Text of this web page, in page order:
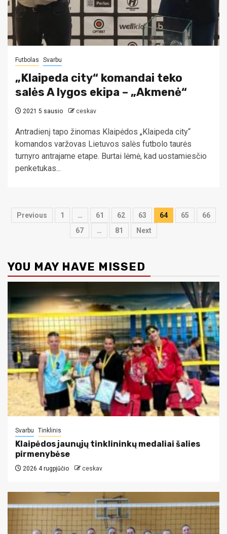
Futbolas Svarbu
„Klaipeda city“ komandai teko
salės A lygos ekipa – „Akmenė“
2021 5 sausio ceskav
Antradienį tapo žinomas Klaipėdos „Klaipeda city“
komandos varžovas Lietuvos salės futbolo taurės
turnyro antrajame etape. Burtai lėmė, kad uostamiesčio
penketukas...
Įrašų
puslapiavimas
Previous 1 … 61 62 63 64 65
66
67
… 81 Next
YOU MAY HAVE MISSED
Svarbu Tinklinis
Klaipėdos jaunųjų tinklininkų medaliai šalies
pirmenybėse
2026 4 rugpjūčio ceskav